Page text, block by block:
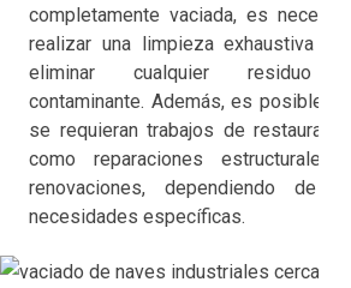
completamente vaciada, es necesario
realizar una limpieza exhaustiva para
eliminar cualquier residuo o
contaminante. Además, es posible que
se requieran trabajos de restauración,
como reparaciones estructurales o
renovaciones, dependiendo de las
necesidades específicas.